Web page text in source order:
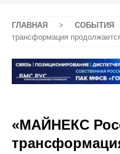
ГЛАВНАЯ > СОБЫТИЯ
трансформация
«МАЙНЕКС